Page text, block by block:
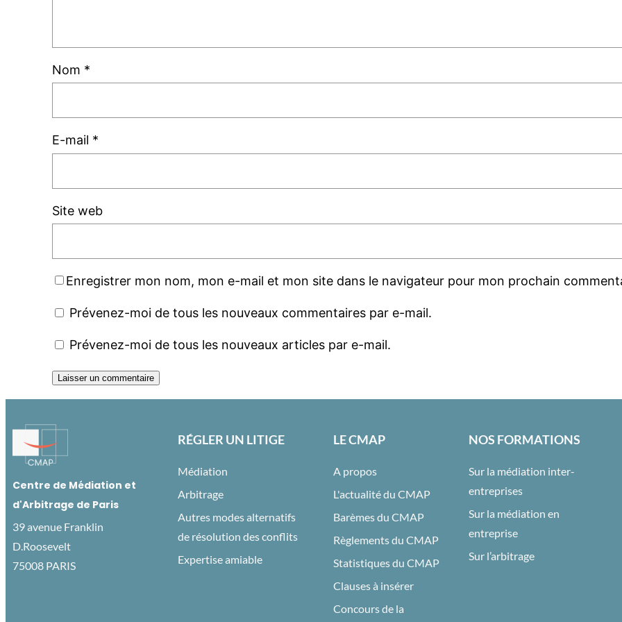
Nom *
E-mail *
Site web
Enregistrer mon nom, mon e-mail et mon site dans le navigateur pour mon prochain
Prévenez-moi de tous les nouveaux commentaires par e-mail.
Prévenez-moi de tous les nouveaux articles par e-mail.
Centre de Médiation et
d'Arbitrage de Paris
39 avenue Franklin
D.Roosevelt
75008 PARIS
RÉGLER UN LITIGE
Médiation
Arbitrage
Autres modes alternatifs
de résolution des conflits
Expertise amiable
LE CMAP
A propos
L'actualité du CMAP
Barèmes du CMAP
Règlements du CMAP
Statistiques du CMAP
Clauses à insérer
Concours de la
NOS FORMATIONS
Sur la médiation inter-
entreprises
Sur la médiation en
entreprise
Sur l’arbitrage